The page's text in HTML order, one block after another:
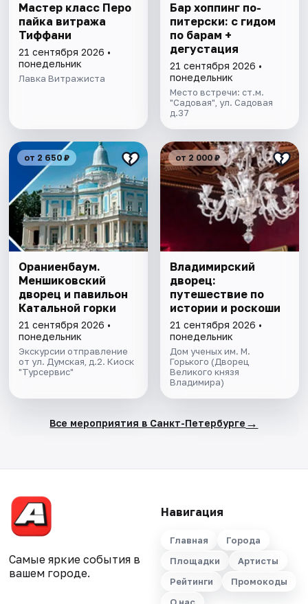
Мастер класс Перо
пайка витража
Тиффани
21 сентября 2026 •
понедельник
Лавка Витражиста
Бар хоппинг по-
питерски: с гидом
по барам +
дегустация
21 сентября 2026 •
понедельник
Место встречи: ст.м.
"Садовая", ул. Садовая
д.37
от 2 650 ₽
Ораниенбаум.
Меншиковский
дворец и павильон
Катальной горки
21 сентября 2026 •
понедельник
Экскурсии отправление
от ул. Думская, д.2. Киоск
"Турсервис"
от 2 000 ₽
Владимирский
дворец:
путешествие по
истории и роскоши
21 сентября 2026 •
понедельник
Дом ученых им. М.
Горького (Дворец
Великого князя
Владимира)
Все мероприятия в Санкт-Петербурге →
Самые яркие события в
вашем городе.
Навигация
Главная
Города
Площадки
Артисты
Рейтинги
Промокоды